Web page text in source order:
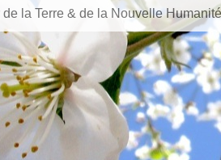
la Terre & de la Nouvelle Humanité